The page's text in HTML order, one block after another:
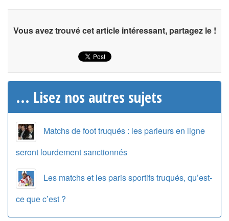
Vous avez trouvé cet article intéressant, partagez le !
... Lisez nos autres sujets
Matchs de foot truqués : les parieurs en ligne
seront lourdement sanctionnés
Les matchs et les paris sportifs truqués, qu’est-
ce que c’est ?